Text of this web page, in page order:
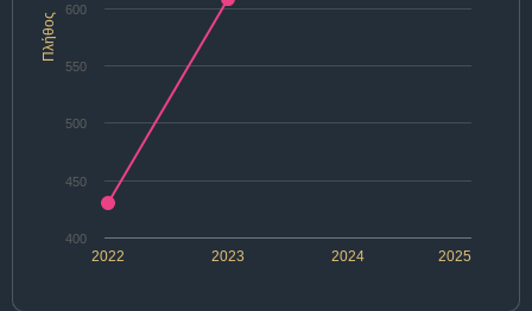
Πλήθος
2022 2024
2023 2025
400
450
500
550
600